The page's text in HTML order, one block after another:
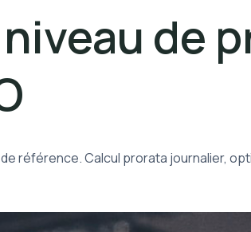
niveau de
référence. Calcul prorata journalier,